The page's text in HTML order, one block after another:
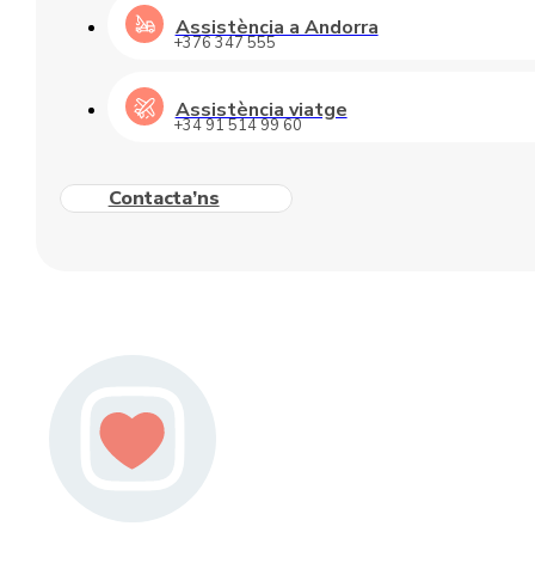
Assistència a Andorra
+376 347 555
Assistència viatge
+34 91 514 99 60
Contacta’ns